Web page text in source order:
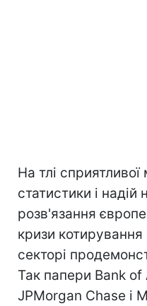
На тлі
статистики і
розв'язання
кризи
секторі
Так папери Bank
JPMorgan Chase і